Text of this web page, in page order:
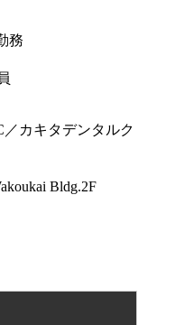
務
カキタデンタルク
Bldg.2F